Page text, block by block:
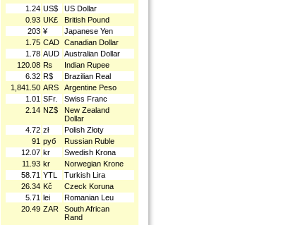
1.24 US$
US Dollar
0.93 UK£
British Pound
203 ¥
Japanese Yen
1.75 CAD Canadian Dollar
1.78 AUD Australian Dollar
120.08 ₨
Indian Rupee
6.32 R$
Brazilian Real
1,841.50 ARS
Argentine Peso
1.01 SFr.
Swiss Franc
2.14 NZ$
New Zealand
Dollar
4.72 zł
Polish Złoty
91 руб
Russian Ruble
12.07 kr
Swedish Krona
11.93 kr
Norwegian Krone
58.71 YTL
Turkish Lira
26.34 Kč
Czeck Koruna
5.71 lei
Romanian Leu
20.49 ZAR
South African
Rand